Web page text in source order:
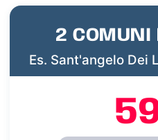
2 COMUNI
Es. Sant'angelo Dei